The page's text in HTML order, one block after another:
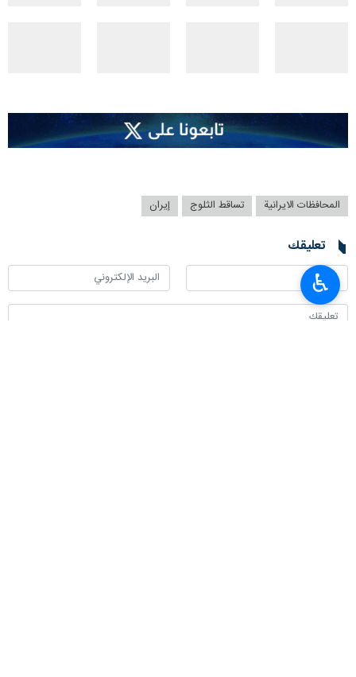
المحافظات الايرانية تساقط الثلوج إيران
تعليقك
♿︎